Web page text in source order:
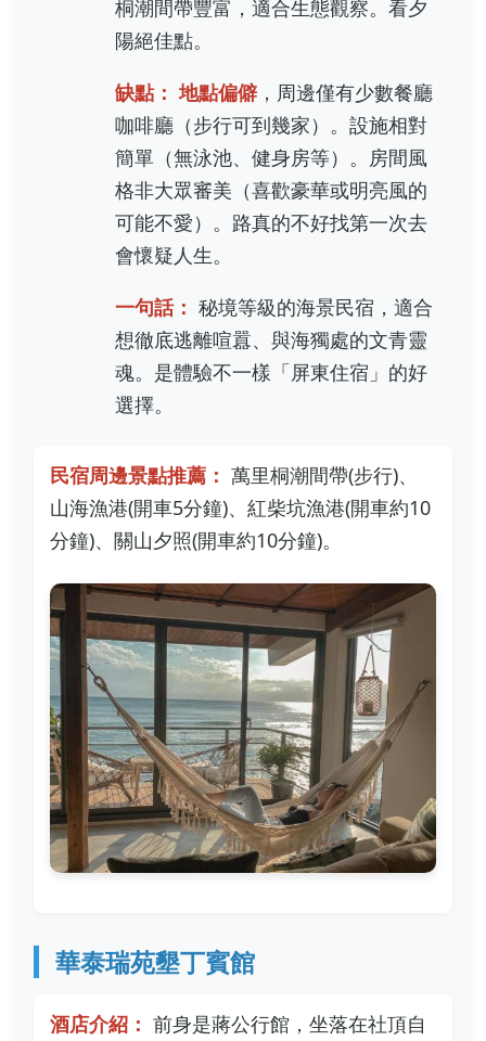
桐潮間帶豐富，適合生態觀察。看夕
陽絕佳點。
缺點： 地點偏僻 ，周邊僅有少數餐廳
咖啡廳（步行可到幾家）。設施相對
簡單（無泳池、健身房等）。房間風
格非大眾審美（喜歡豪華或明亮風的
可能不愛）。路真的不好找第一次去
會懷疑人生。
一句話： 秘境等級的海景民宿，適合
想徹底逃離喧囂、與海獨處的文青靈
魂。是體驗不一樣「屏東住宿」的好
選擇。
民宿周邊景點推薦： 萬里桐潮間帶(步行)、
山海漁港(開車5分鐘)、紅柴坑漁港(開車約10
分鐘)、關山夕照(開車約10分鐘)。
華泰瑞苑墾丁賓館
酒店介紹： 前身是蔣公行館，坐落在社頂自